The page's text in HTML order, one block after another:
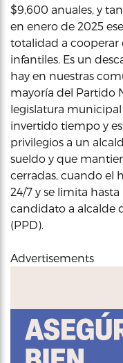
$9,600 anuales, y
en enero de 2025
totalidad a cooperar
infantiles. Es un
hay en nuestras
mayoría del Partido
legislatura
invertido tiempo y
privilegios a un
sueldo y que
cerradas, cuando el
24/7 y se limita hasta
candidato a alcalde
(PPD).
Advertisements